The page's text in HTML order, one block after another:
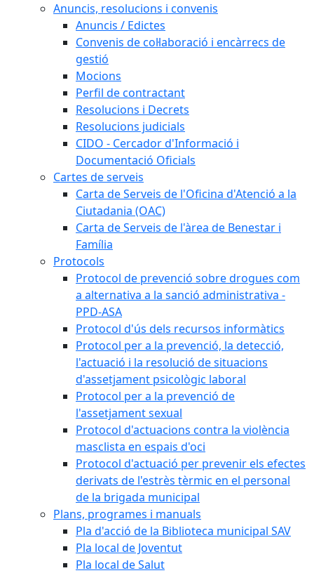
Anuncis, resolucions i convenis
Anuncis / Edictes
Convenis de col·laboració i encàrrecs de
gestió
Mocions
Perfil de contractant
Resolucions i Decrets
Resolucions judicials
CIDO - Cercador d'Informació i
Documentació Oficials
Cartes de serveis
Carta de Serveis de l'Oficina d'Atenció a la
Ciutadania (OAC)
Carta de Serveis de l'àrea de Benestar i
Família
Protocols
Protocol de prevenció sobre drogues com
a alternativa a la sanció administrativa -
PPD-ASA
Protocol d'ús dels recursos informàtics
Protocol per a la prevenció, la detecció,
l'actuació i la resolució de situacions
d'assetjament psicològic laboral
Protocol per a la prevenció de
l'assetjament sexual
Protocol d'actuacions contra la violència
masclista en espais d'oci
Protocol d'actuació per prevenir els efectes
derivats de l'estrès tèrmic en el personal
de la brigada municipal
Plans, programes i manuals
Pla d'acció de la Biblioteca municipal SAV
Pla local de Joventut
Pla local de Salut